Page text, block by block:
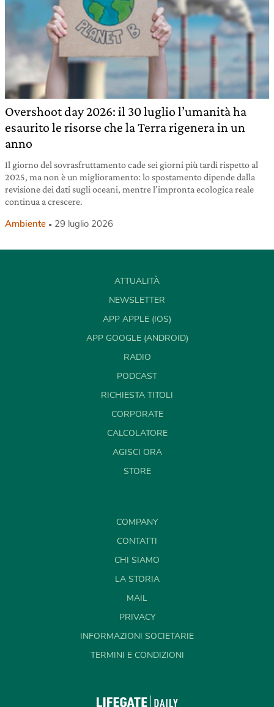
Overshoot day 2026: il 30 luglio l’umanità ha
esaurito le risorse che la Terra rigenera in un
anno
Il giorno del sovrasfruttamento cade sei giorni più tardi rispetto al
2025, ma non è un miglioramento: lo spostamento dipende dalla
revisione dei dati sugli oceani, mentre l’impronta ecologica reale
continua a crescere.
Ambiente 29 luglio 2026
ATTUALITÀ
NEWSLETTER
APP APPLE (IOS)
APP GOOGLE (ANDROID)
RADIO
PODCAST
RICHIESTA TITOLI
CORPORATE
CALCOLATORE
AGISCI ORA
STORE
COMPANY
CONTATTI
CHI SIAMO
LA STORIA
MAIL
PRIVACY
INFORMAZIONI SOCIETARIE
TERMINI E CONDIZIONI